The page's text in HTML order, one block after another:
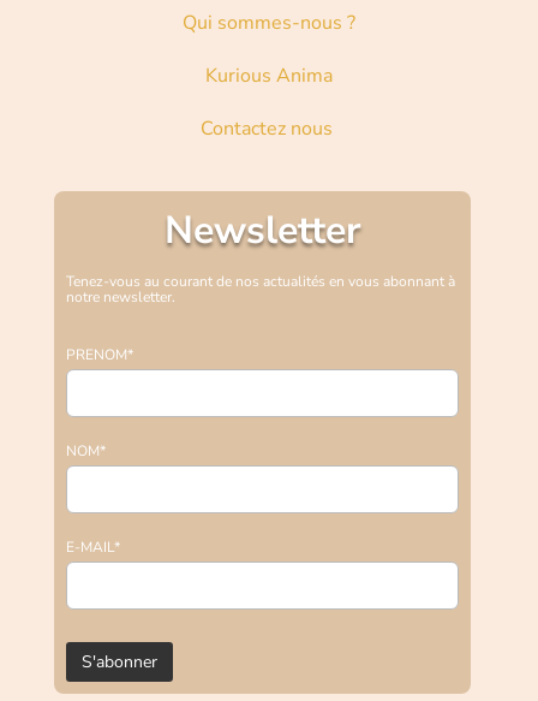
Qui sommes-nous ?
Kurious Anima
Contactez nous
Newsletter
Tenez-vous au courant de nos actualités en vous abonnant à
notre newsletter.
PRENOM*
NOM*
E-MAIL*